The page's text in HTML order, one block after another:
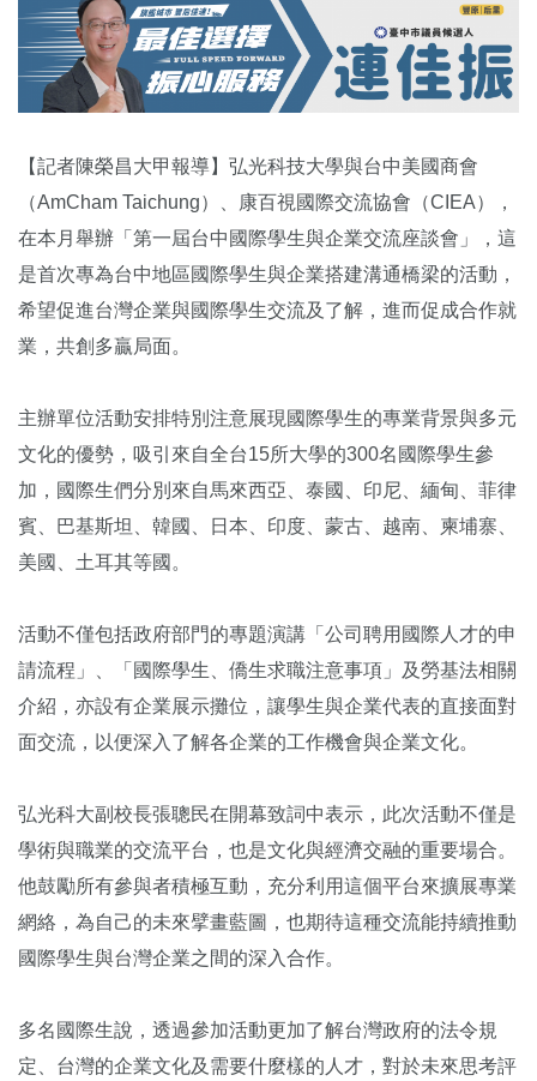
【記者陳榮昌大甲報導】弘光科技大學與台中美國商會
（AmCham Taichung）、康百視國際交流協會（CIEA），
在本月舉辦「第一屆台中國際學生與企業交流座談會」，這
是首次專為台中地區國際學生與企業搭建溝通橋梁的活動，
希望促進台灣企業與國際學生交流及了解，進而促成合作就
業，共創多贏局面。
主辦單位活動安排特別注意展現國際學生的專業背景與多元
文化的優勢，吸引來自全台15所大學的300名國際學生參
加，國際生們分別來自馬來西亞、泰國、印尼、緬甸、菲律
賓、巴基斯坦、韓國、日本、印度、蒙古、越南、柬埔寨、
美國、土耳其等國。
活動不僅包括政府部門的專題演講「公司聘用國際人才的申
請流程」、「國際學生、僑生求職注意事項」及勞基法相關
介紹，亦設有企業展示攤位，讓學生與企業代表的直接面對
面交流，以便深入了解各企業的工作機會與企業文化。
弘光科大副校長張聰民在開幕致詞中表示，此次活動不僅是
學術與職業的交流平台，也是文化與經濟交融的重要場合。
他鼓勵所有參與者積極互動，充分利用這個平台來擴展專業
網絡，為自己的未來擘畫藍圖，也期待這種交流能持續推動
國際學生與台灣企業之間的深入合作。
多名國際生說，透過參加活動更加了解台灣政府的法令規
定、台灣的企業文化及需要什麼樣的人才，對於未來思考評